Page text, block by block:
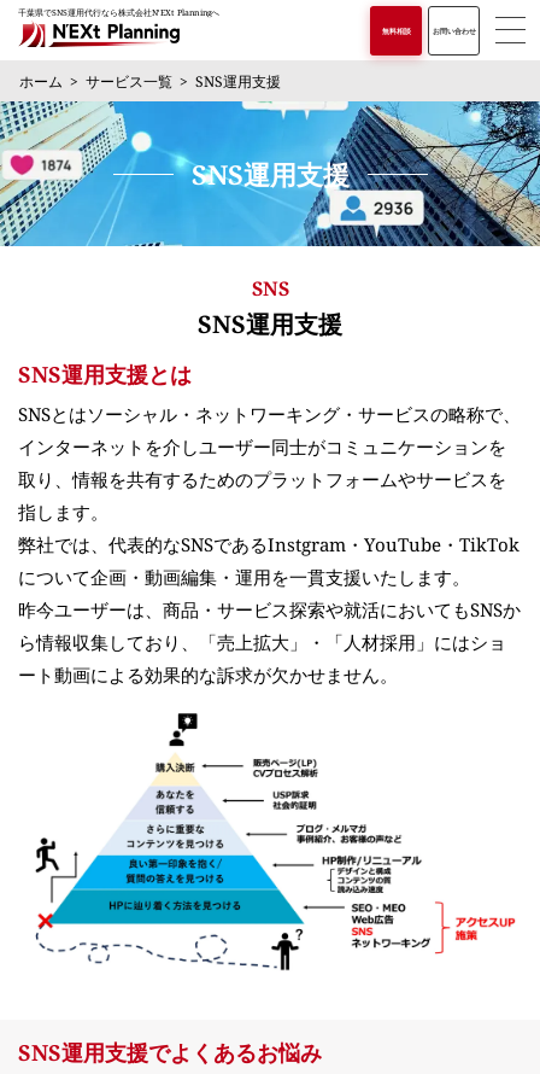
千葉県でSNS運用代行なら株式会社N'EXt Planningへ
無料相談 お問い合わせ
ホーム サービス一覧 SNS運用支援
SNS運用支援
SNS
SNS運用支援
SNS運用支援とは
SNSとはソーシャル・ネットワーキング・サービスの略称で、
インターネットを介しユーザー同士がコミュニケーションを
取り、情報を共有するためのプラットフォームやサービスを
指します。
弊社では、代表的なSNSであるInstgram・YouTube・TikTok
について企画・動画編集・運用を一貫支援いたします。
昨今ユーザーは、商品・サービス探索や就活においてもSNSか
ら情報収集しており、「売上拡大」・「人材採用」にはショ
ート動画による効果的な訴求が欠かせません。
SNS運用支援でよくあるお悩み